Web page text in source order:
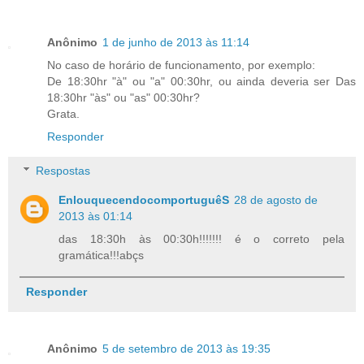
Anônimo 1 de junho de 2013 às 11:14
No caso de horário de funcionamento, por exemplo:
De 18:30hr "à" ou "a" 00:30hr, ou ainda deveria ser Das
18:30hr "às" ou "as" 00:30hr?
Grata.
Responder
Respostas
EnlouquecendocomportuguêS 28 de agosto de
2013 às 01:14
das 18:30h às 00:30h!!!!!!! é o correto pela
gramática!!!abçs
Responder
Anônimo 5 de setembro de 2013 às 19:35